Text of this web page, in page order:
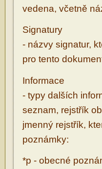
vedena, včetně
Signatury
- názvy signatur,
pro tento
Informace
- typy dalších
seznam, rejstřík
jmenný rejstřík,
poznámky:
*p - obecné